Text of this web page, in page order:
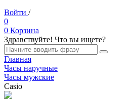
Войти /
0
0 Корзина
Здравствуйте! Что вы ищете?
Главная
Часы наручные
Часы мужские
Casio